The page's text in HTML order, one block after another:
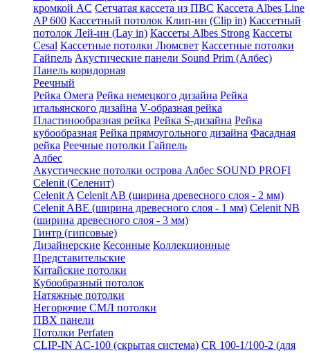
кромкой AC Сетчатая кассета из ПВС Кассета Albes Line
AP 600 Кассетный потолок Клип-ин (Clip in) Кассетный
потолок Лей-ин (Lay in) Кассеты Albes Strong Кассеты
Cesal Кассетные потолки Люмсвет Кассетные потолки
Гайпель Акустические панели Sound Prim (Албес)
Панель коридорная
Реечный
Рейка Омега Рейка немецкого дизайна Рейка
итальянского дизайна V-образная рейка
Пластинообразная рейка Рейка S-дизайна Рейка
кубообразная Рейка прямоугольного дизайна Фасадная
рейка Реечные потолки Гайпель
Албес
Акустические потолки острова Албес SOUND PROFI
Celenit (Селенит)
Celenit A Celenit AB (ширина древесного слоя - 2 мм)
Celenit ABE (ширина древесного слоя - 1 мм) Celenit NB
(ширина древесного слоя - 3 мм)
Гинтр (гипсовые)
Дизайнерские Кесонные Коллекционные
Представительские
Китайские потолки
Кубообразный потолок
Натяжные потолки
Негорючие СМЛ потолки
ПВХ панели
Потолки Perfaten
CLIP-IN AC-100 (скрытая система) CR 100-1/100-2 (для